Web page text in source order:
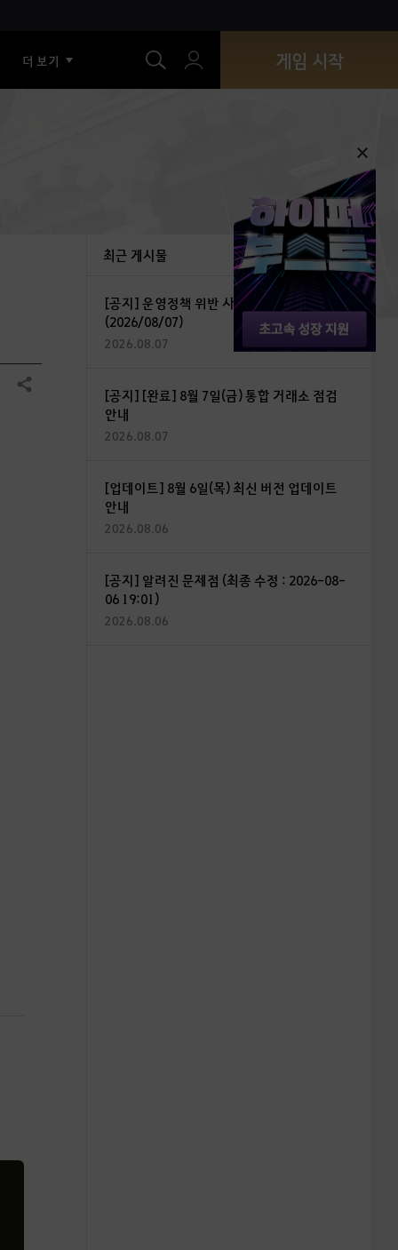
더 보기 게임 시작
공유하기
최근 게시물
[공지] 운영정책 위반 사용자 조치 안내
(2026/08/07)
2026.08.07
[공지] [완료] 8월 7일(금) 통합 거래소 점검
안내
2026.08.07
[업데이트] 8월 6일(목) 최신 버전 업데이트
안내
2026.08.06
[공지] 알려진 문제점 (최종 수정 : 2026-08-
06 19:01)
2026.08.06